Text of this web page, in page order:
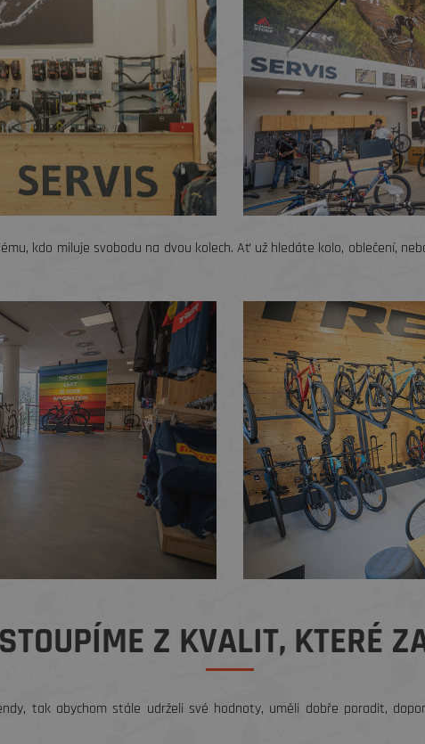
kdo miluje svobodu na dvou kolech. Ať už hledáte kolo, oblečení,
Z KVALIT, KTERÉ
tak abychom stále udrželi své hodnoty, uměli dobře poradit,